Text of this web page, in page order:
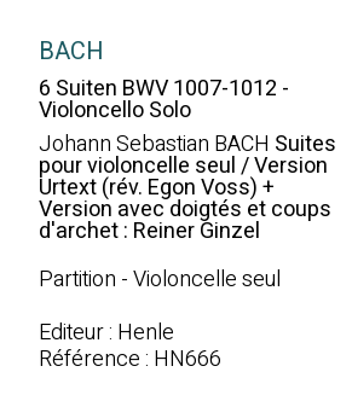
BACH
6 Suiten BWV 1007-1012 -
Violoncello Solo
Johann Sebastian BACH Suites
pour violoncelle seul / Version
Urtext (rév. Egon Voss) +
Version avec doigtés et coups
d'archet : Reiner Ginzel
Partition - Violoncelle seul
Editeur : Henle
Référence : HN666